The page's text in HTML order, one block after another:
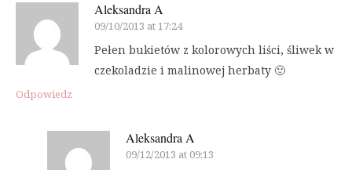
Aleksandra A
09/10/2013 at 17:24
Pełen bukietów z kolorowych liści, śliwek w
czekoladzie i malinowej herbaty 🙂
Odpowiedz
Aleksandra A
09/12/2013 at 09:13